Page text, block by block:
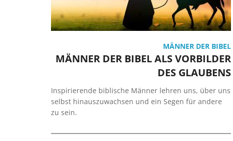
MÄNNER DER BIBEL
MÄNNER DER BIBEL ALS VORBILDER
DES GLAUBENS
Inspirierende biblische Männer lehren uns, über uns
selbst hinauszuwachsen und ein Segen für andere
zu sein.